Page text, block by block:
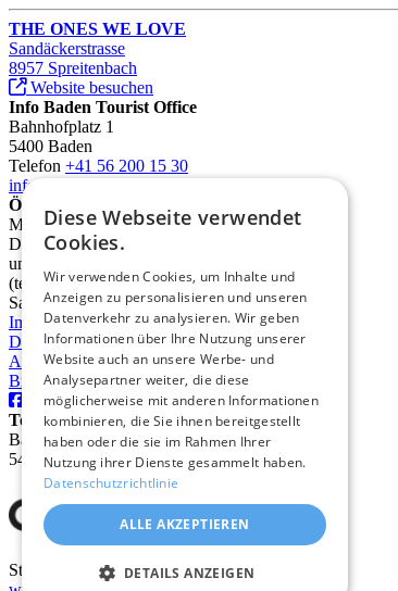
THE ONES WE LOVE
Sandäckerstrasse
8957 Spreitenbach
Website besuchen
Info Baden Tourist Office
Bahnhofplatz 1
5400 Baden
Telefon +41 56 200 15 30
info@deinbaden.ch
Öffnungszeiten
Montag 13.30 - 17.30 Uhr
Dienstag bis Freitag 10.00 - 12.30 Uhr
und 13.30 - 17.30 Uhr
(telefonisch ab 9.00 Uhr)
Samstag 10.00 - 14.00 Uhr
Impressum
Datenschutz
AGB
Broschüren
TourismusRegion Baden AG
Badstrasse 31
5400 Baden
Stadt Baden
Diese Webseite verwendet
Cookies.
Wir verwenden Cookies, um Inhalte und
Anzeigen zu personalisieren und unseren
Datenverkehr zu analysieren. Wir geben
Informationen über Ihre Nutzung unserer
Website auch an unsere Werbe- und
Analysepartner weiter, die diese
möglicherweise mit anderen Informationen
kombinieren, die Sie ihnen bereitgestellt
haben oder die sie im Rahmen Ihrer
Nutzung ihrer Dienste gesammelt haben.
Datenschutzrichtlinie
ALLE AKZEPTIEREN
DETAILS ANZEIGEN